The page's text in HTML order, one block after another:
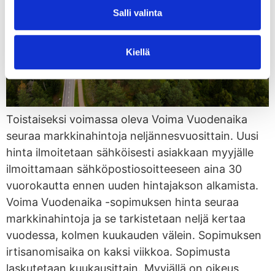
Salli valinta
Kiellä
Toistaiseksi voimassa oleva Voima Vuodenaika
seuraa markkinahintoja neljännesvuosittain. Uusi
hinta ilmoitetaan sähköisesti asiakkaan myyjälle
ilmoittamaan sähköpostiosoitteeseen aina 30
vuorokautta ennen uuden hintajakson alkamista.
Voima Vuodenaika -sopimuksen hinta seuraa
markkinahintoja ja se tarkistetaan neljä kertaa
vuodessa, kolmen kuukauden välein. Sopimuksen
irtisanomisaika on kaksi viikkoa. Sopimusta